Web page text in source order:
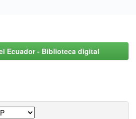
Ecuador - Biblioteca digital